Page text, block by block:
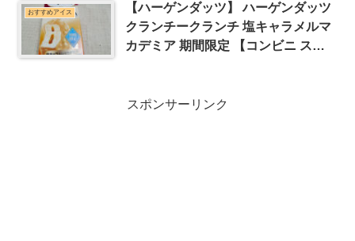
おすすめアイス
【ハーゲンダッツ】 ハーゲンダッツ
クランチークランチ 塩キャラメルマ
カデミア 期間限定 【コンビニ スー
スポンサーリンク